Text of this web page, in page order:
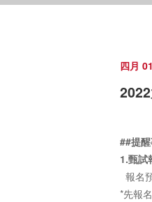
四月 01
##提
1.甄試
報名
*先報